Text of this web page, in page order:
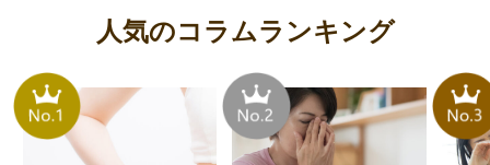
人気のコラムランキング